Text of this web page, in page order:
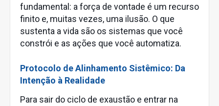
fundamental: a força de vontade é um recurso
finito e, muitas vezes, uma ilusão. O que
sustenta a vida são os sistemas que você
constrói e as ações que você automatiza.
Protocolo de Alinhamento Sistêmico: Da
Intenção à Realidade
Para sair do ciclo de exaustão e entrar na